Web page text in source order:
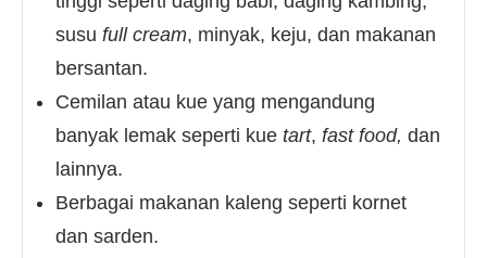
susu full cream, minyak, keju, dan makanan
bersantan.
Cemilan atau kue yang mengandung
banyak lemak seperti kue tart, fast food, dan
lainnya.
Berbagai makanan kaleng seperti kornet
dan sarden.